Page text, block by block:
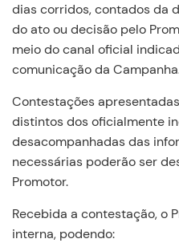
dias corridos, contados da
do ato ou decisão pelo
meio do canal oficial
comunicação da
Contestações
distintos dos oficialmente
desacompanhadas das
necessárias poderão ser
Promotor.
Recebida a contestação, o
interna, podendo: